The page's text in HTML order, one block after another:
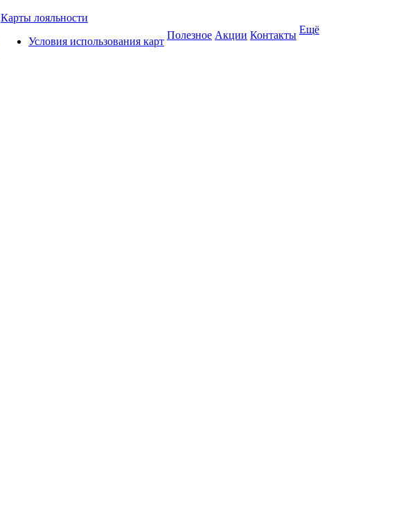
Карты лояльности
Условия использования карт
Полезное Акции Контакты Ещё